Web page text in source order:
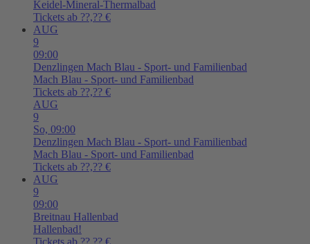
Keidel-Mineral-Thermalbad
Tickets ab ??,?? €
AUG
9
09:00
Denzlingen Mach Blau - Sport- und Familienbad
Mach Blau - Sport- und Familienbad
Tickets ab ??,?? €
AUG
9
So, 09:00
Denzlingen Mach Blau - Sport- und Familienbad
Mach Blau - Sport- und Familienbad
Tickets ab ??,?? €
AUG
9
09:00
Breitnau Hallenbad
Hallenbad!
Tickets ab ??,?? €